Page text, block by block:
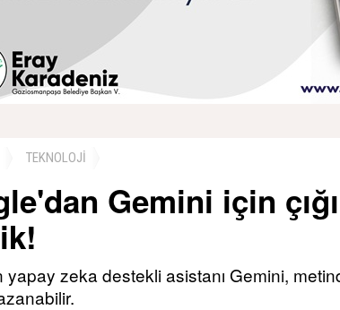
TEKNOLOJİ
Gemini için
yapay zeka destekli asistanı Gemini,